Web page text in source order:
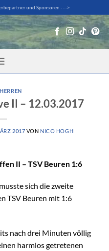
und Sponsoren - - ->
II – 12.03.2017
2017 VON NICO HOGH
II – TSV Beuren 1:6
sich die zweite
TSV Beuren mit 1:6
nach drei Minuten völlig
harmlos getretenen